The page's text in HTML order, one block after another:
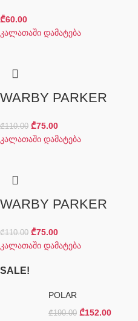
₾60.00
კალათაში დამატება
WARBY PARKER
₾110.00 ₾75.00
კალათაში დამატება
WARBY PARKER
₾110.00 ₾75.00
კალათაში დამატება
SALE!
POLAR
₾190.00 ₾152.00